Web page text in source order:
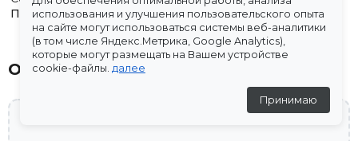
Переходи по ссылке.
Отзывы
использования и улучшения пользовательского опыта
на сайте могут использоваться системы веб-аналитики
(в том числе Яндекс.Метрика, Google Analytics),
которые могут размещать на Вашем устройстве
cookie-файлы. далее
Принимаю